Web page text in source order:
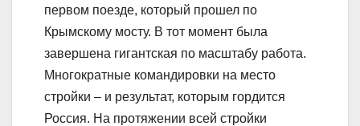
первом поезде, который прошел по
Крымскому мосту. В тот момент была
завершена гигантская по масштабу работа.
Многократные командировки на место
стройки – и результат, которым гордится
Россия. На протяжении всей стройки